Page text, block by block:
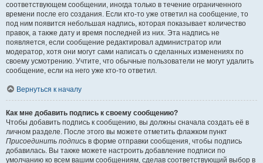
соответствующем сообщении, иногда только в течение ограниченного
времени после его создания. Если кто-то уже ответил на сообщение, то
под ним появится небольшая надпись, которая показывает количество
правок, а также дату и время последней из них. Эта надпись не
появляется, если сообщение редактировал администратор или
модератор, хотя они могут сами написать о сделанных изменениях по
своему усмотрению. Учтите, что обычные пользователи не могут удалить
сообщение, если на него уже кто-то ответил.
Вернуться к началу
Как мне добавить подпись к своему сообщению?
Чтобы добавить подпись к сообщению, вы должны сначала создать её в
личном разделе. После этого вы можете отметить флажком пункт
Присоединить подпись в форме отправки сообщения, чтобы подпись
добавилась. Вы также можете настроить добавление подписи по
умолчанию ко всем вашим сообщениям, сделав соответствующий выбор в